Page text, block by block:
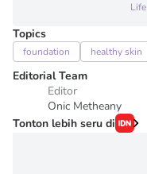
Life
Topics
foundation healthy skin
Editorial Team
Editor
Onic Metheany
Tonton lebih seru di